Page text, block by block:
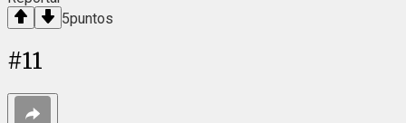
5puntos
#11